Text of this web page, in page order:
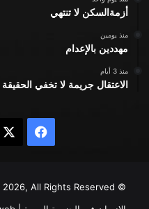
أزمةالسكن لا تنتهي
منذ يومين
مهددين بالإعدام
منذ 3 أيام
الاعتقال جريمة لا تخفي الحقيقة
فيسبوك